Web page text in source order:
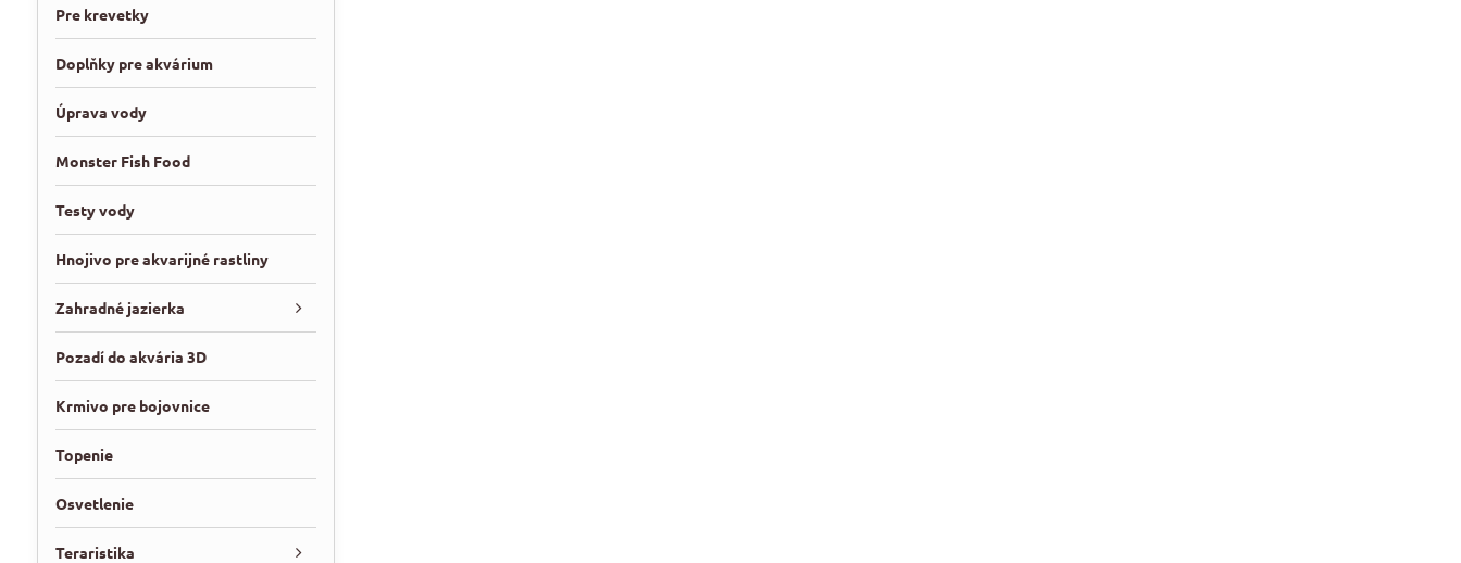
Pre krevetky
Doplňky pre akvárium
Úprava vody
Monster Fish Food
Testy vody
Hnojivo pre akvarijné rastliny
Zahradné jazierka
Pozadí do akvária 3D
Krmivo pre bojovnice
Topenie
Osvetlenie
Teraristika